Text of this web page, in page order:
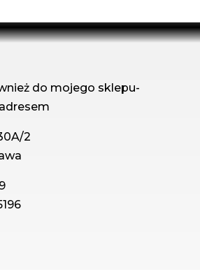
do mojego sklepu-
2